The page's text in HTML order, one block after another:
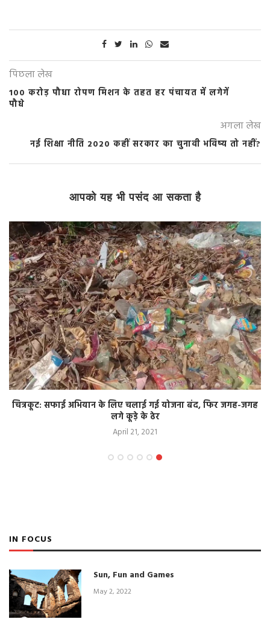
पिछला लेख
100 करोड़ पौधा रोपण मिशन के तहत हर पंचायत में लगेगें
पौधे
अगला लेख
नई शिक्षा नीति 2020 कहीं सरकार का चुनावी भविष्य तो नहीं?
आपको यह भी पसंद आ सकता है
चित्रकूट: सफाई अभियान के लिए चलाई गई योजना बंद, फिर जगह-जगह
लगे कूड़े के ढेर
April 21, 2021
IN FOCUS
Sun, Fun and Games
May 2, 2022